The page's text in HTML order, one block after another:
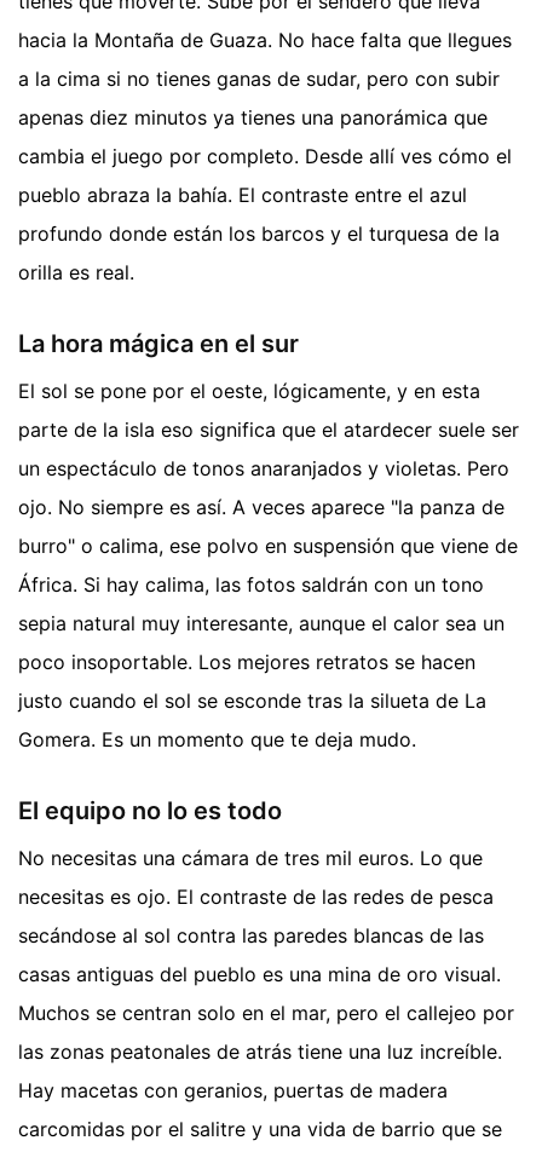
hacia la Montaña de Guaza. No hace falta que llegues
a la cima si no tienes ganas de sudar, pero con subir
apenas diez minutos ya tienes una panorámica que
cambia el juego por completo. Desde allí ves cómo el
pueblo abraza la bahía. El contraste entre el azul
profundo donde están los barcos y el turquesa de la
orilla es real.
La hora mágica en el sur
El sol se pone por el oeste, lógicamente, y en esta
parte de la isla eso significa que el atardecer suele ser
un espectáculo de tonos anaranjados y violetas. Pero
ojo. No siempre es así. A veces aparece "la panza de
burro" o calima, ese polvo en suspensión que viene de
África. Si hay calima, las fotos saldrán con un tono
sepia natural muy interesante, aunque el calor sea un
poco insoportable. Los mejores retratos se hacen
justo cuando el sol se esconde tras la silueta de La
Gomera. Es un momento que te deja mudo.
El equipo no lo es todo
No necesitas una cámara de tres mil euros. Lo que
necesitas es ojo. El contraste de las redes de pesca
secándose al sol contra las paredes blancas de las
casas antiguas del pueblo es una mina de oro visual.
Muchos se centran solo en el mar, pero el callejeo por
las zonas peatonales de atrás tiene una luz increíble.
Hay macetas con geranios, puertas de madera
carcomidas por el salitre y una vida de barrio que se